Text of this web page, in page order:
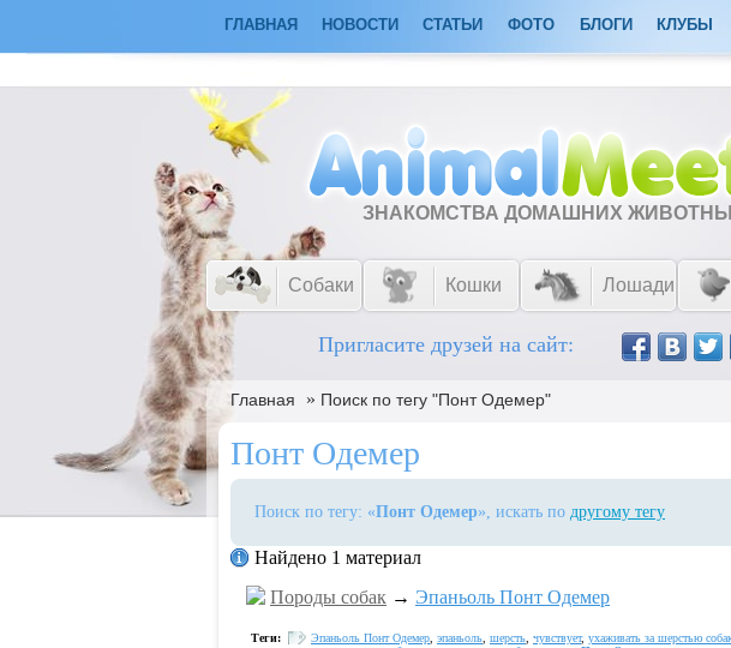
ГЛАВНАЯ НОВОСТИ СТАТЬИ ФОТО БЛОГИ КЛУБЫ
ЗНАКОМСТВА ДОМАШНИХ
Собаки Кошки Лошади
Пригласите друзей на сайт:
Главная » Поиск по тегу "Понт Одемер"
Понт Одемер
Поиск по тегу: «Понт Одемер», искать по другому тегу
Найдено 1 материал
Породы собак → Эпаньоль Понт Одемер
Теги: Эпаньоль Понт Одемер эпаньоль шерсть чувствует, ухаживать за шерстью